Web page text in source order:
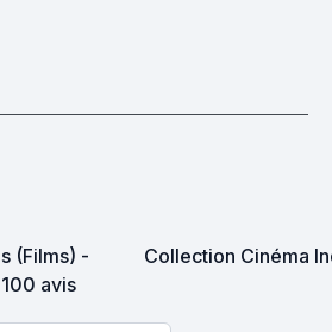
(Films) -
avis
Collection Cinéma